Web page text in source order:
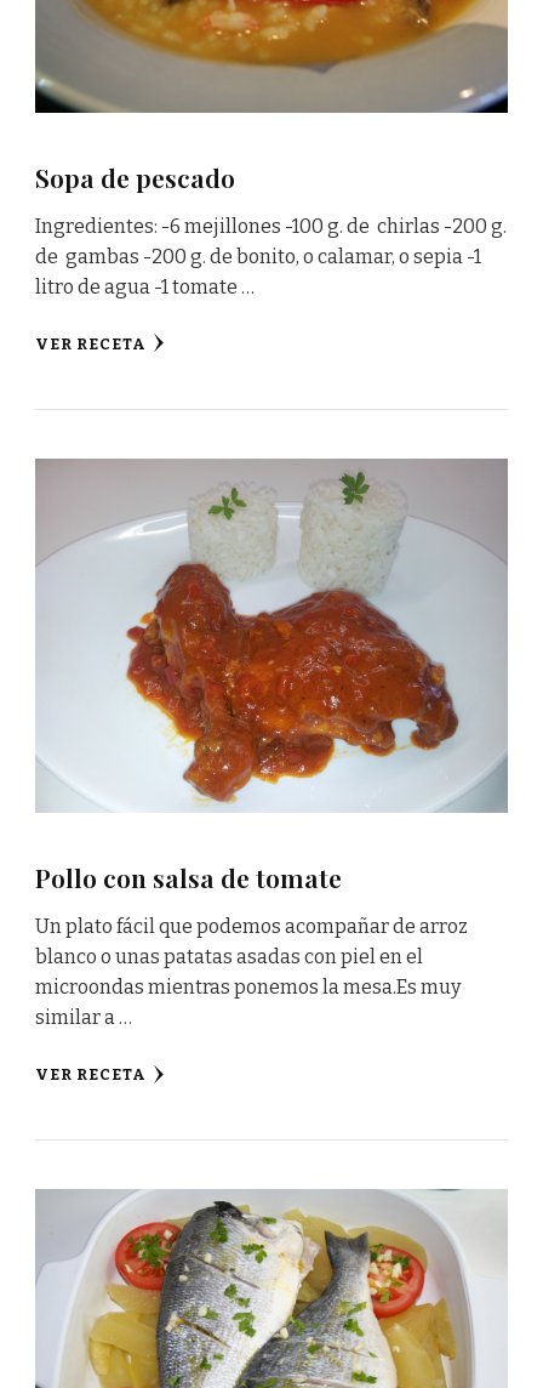
Sopa de pescado
Ingredientes: -6 mejillones -100 g. de chirlas -200 g.
de gambas -200 g. de bonito, o calamar, o sepia -1
litro de agua -1 tomate …
VER RECETA
Pollo con salsa de tomate
Un plato fácil que podemos acompañar de arroz
blanco o unas patatas asadas con piel en el
microondas mientras ponemos la mesa.Es muy
similar a …
VER RECETA